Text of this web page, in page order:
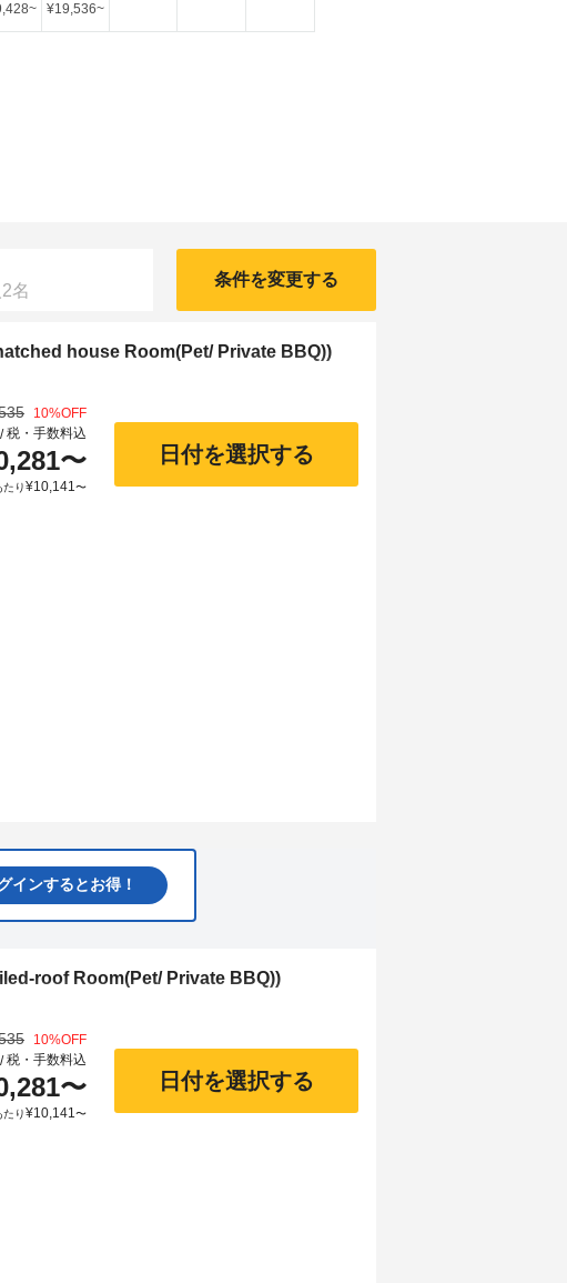
~ ¥19,536~
名
条件を変更する
house Room(Pet/ Private BBQ))
10%OFF
税・手数料込
〜
たり¥10,141〜
日付を選択する
インするとお得！
roof Room(Pet/ Private BBQ))
10%OFF
税・手数料込
〜
たり¥10,141〜
日付を選択する